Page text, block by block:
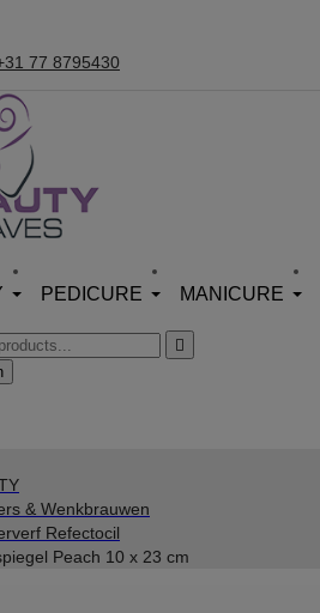
77 8795430
PEDICURE MANICURE

& Wenkbrauwen
Refectocil
Peach 10 x 23 cm